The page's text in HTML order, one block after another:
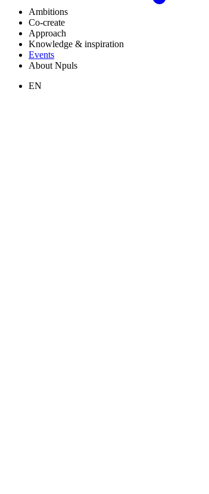
Ambitions
Co-create
Approach
Knowledge & inspiration
Events
About Npuls
EN